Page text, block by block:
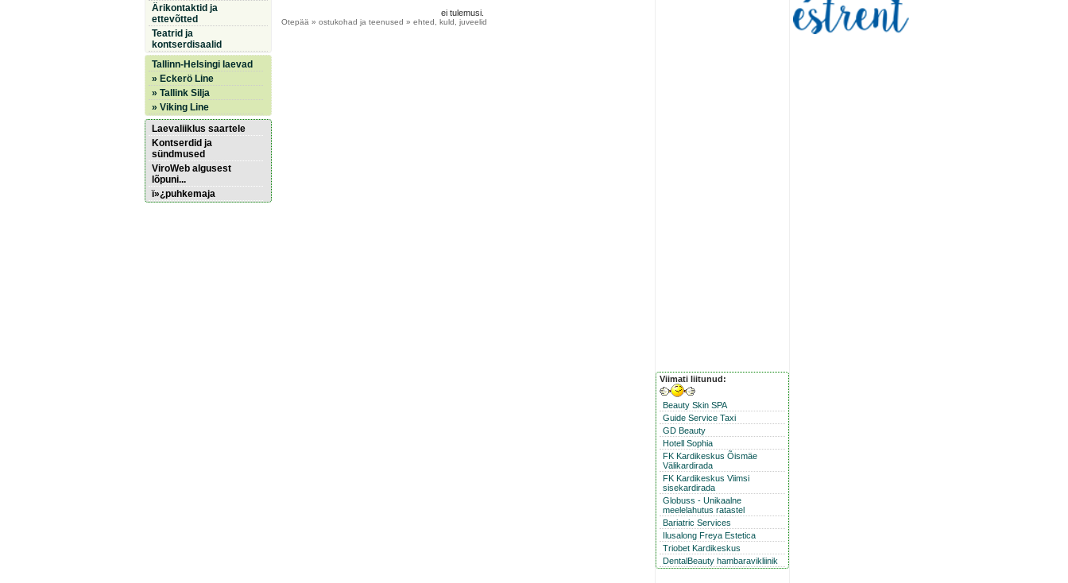
Ärikontaktid ja
ettevõtted
Teatrid ja
kontserdisaalid
Tallinn-Helsingi laevad
» Eckerö Line
» Tallink Silja
» Viking Line
Laevaliiklus saartele
Kontserdid ja
sündmused
ViroWeb algusest
lõpuni...
ï»¿puhkemaja
ei tulemusi.
Otepää » ostukohad ja teenused » ehted, kuld, juveelid
Viimati liitunud:
Beauty Skin SPA
Guide Service Taxi
GD Beauty
Hotell Sophia
FK Kardikeskus Õismäe
Välikardirada
FK Kardikeskus Viimsi
sisekardirada
Globuss - Unikaalne
meelelahutus ratastel
Bariatric Services
Ilusalong Freya Estetica
Triobet Kardikeskus
DentalBeauty hambaravikliinik